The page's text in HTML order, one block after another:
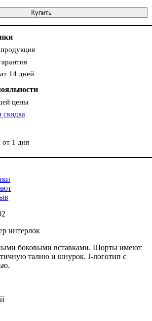
Купить
14 дней
цены
скидка
от 1 дня
интерлок
боковыми вставками. Шорты имеют
талию и шнурок. J-логотип с